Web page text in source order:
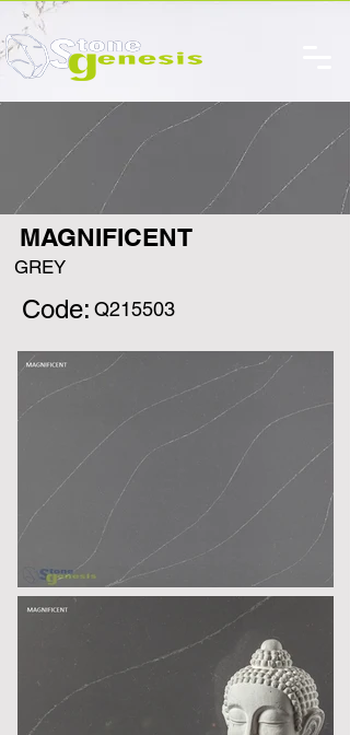
MAGNIFICENT
GREY
Q215503
Code: